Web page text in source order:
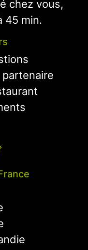
chez vous,
45 min.